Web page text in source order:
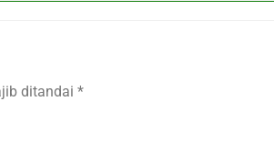
ditandai *